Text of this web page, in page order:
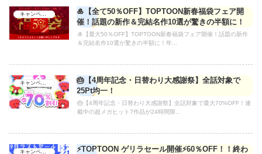
キャンペーン
🎍【全て50％OFF】TOPTOON新春福袋フェア開
催！話題の新作＆完結名作10選が驚きの半額に！
🎍【最大50％OFF】TOPTOON新春福袋フェア開催！話題の新作
＆完結名作10選が驚きの半額に！年...
キャンペーン
🎂【4周年記念・日替わり大感謝祭】全話対象で
25Pt均一！
🎂【4周年記念・日替わり大感謝祭】全話対象で最大70%OFF！連
載中の超メガヒット7作品が24時間限...
⚡TOPTOON ゲリラセール開催⚡60％OFF！！終わ